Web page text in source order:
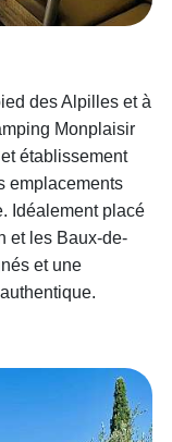
des Alpilles et à
Monplaisir
établissement
emplacements
Idéalement placé
et les Baux-de-
et une